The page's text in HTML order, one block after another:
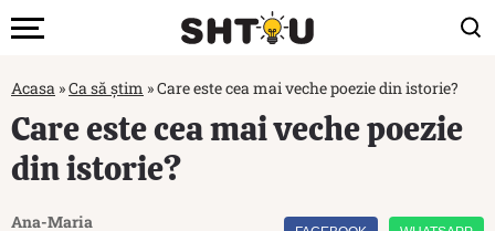
Acasa »Ca să știm »Care este cea mai veche poezie din istorie?
Care este cea mai veche poezie
din istorie?
Ana-Maria